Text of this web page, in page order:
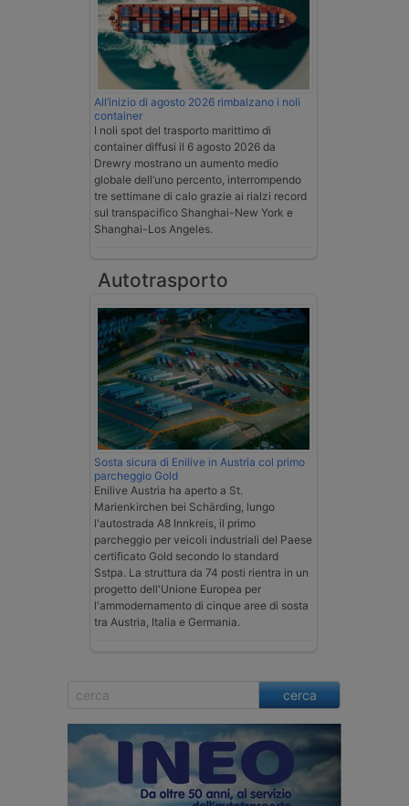
All’inizio di agosto 2026 rimbalzano i noli
container
I noli spot del trasporto marittimo di
container diffusi il 6 agosto 2026 da
Drewry mostrano un aumento medio
globale dell’uno percento, interrompendo
tre settimane di calo grazie ai rialzi record
sul transpacifico Shanghai-New York e
Shanghai-Los Angeles.
Autotrasporto
Sosta sicura di Enilive in Austria col primo
parcheggio Gold
Enilive Austria ha aperto a St.
Marienkirchen bei Schärding, lungo
l'autostrada A8 Innkreis, il primo
parcheggio per veicoli industriali del Paese
certificato Gold secondo lo standard
Sstpa. La struttura da 74 posti rientra in un
progetto dell'Unione Europea per
l'ammodernamento di cinque aree di sosta
tra Austria, Italia e Germania.
cerca